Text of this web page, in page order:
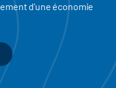
d'une économie